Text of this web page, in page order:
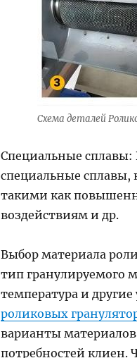
Схема деталей
Специальные сплавы:
специальные
такими как
воздействиям и др.
Выбор материала
тип гранулируемого
температура и другие
роликовых
варианты
потребностей клиен.